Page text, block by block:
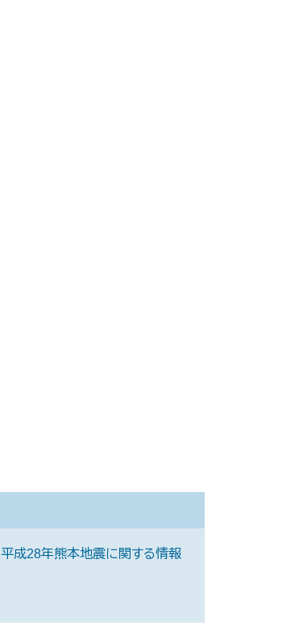
平成28年熊本地震に関する情報